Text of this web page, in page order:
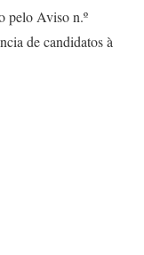
pelo Aviso n.º
de candidatos à